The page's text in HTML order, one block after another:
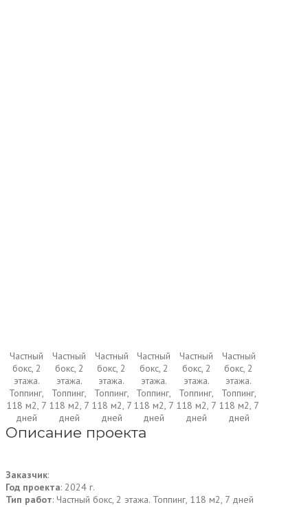
Частный
бокс, 2
этажа.
Топпинг,
118 м2, 7
дней
Частный
бокс, 2
этажа.
Топпинг,
118 м2, 7
дней
Частный
бокс, 2
этажа.
Топпинг,
118 м2, 7
дней
Частный
бокс, 2
этажа.
Топпинг,
118 м2, 7
дней
Частный
бокс, 2
этажа.
Топпинг,
118 м2, 7
дней
Частный
бокс, 2
этажа.
Топпинг,
118 м2, 7
дней
Описание проекта
Заказчик:
Год проекта: 2024 г.
Тип работ: Частный бокс, 2 этажа. Топпинг, 118 м2, 7 дней